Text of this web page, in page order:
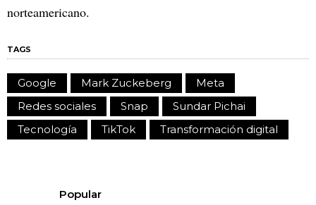
norteamericano.
TAGS
Google Mark Zuckeberg
Meta
Redes sociales
Snap
Sundar Pichai
Tecnología
TikTok Transformación digital
Popular